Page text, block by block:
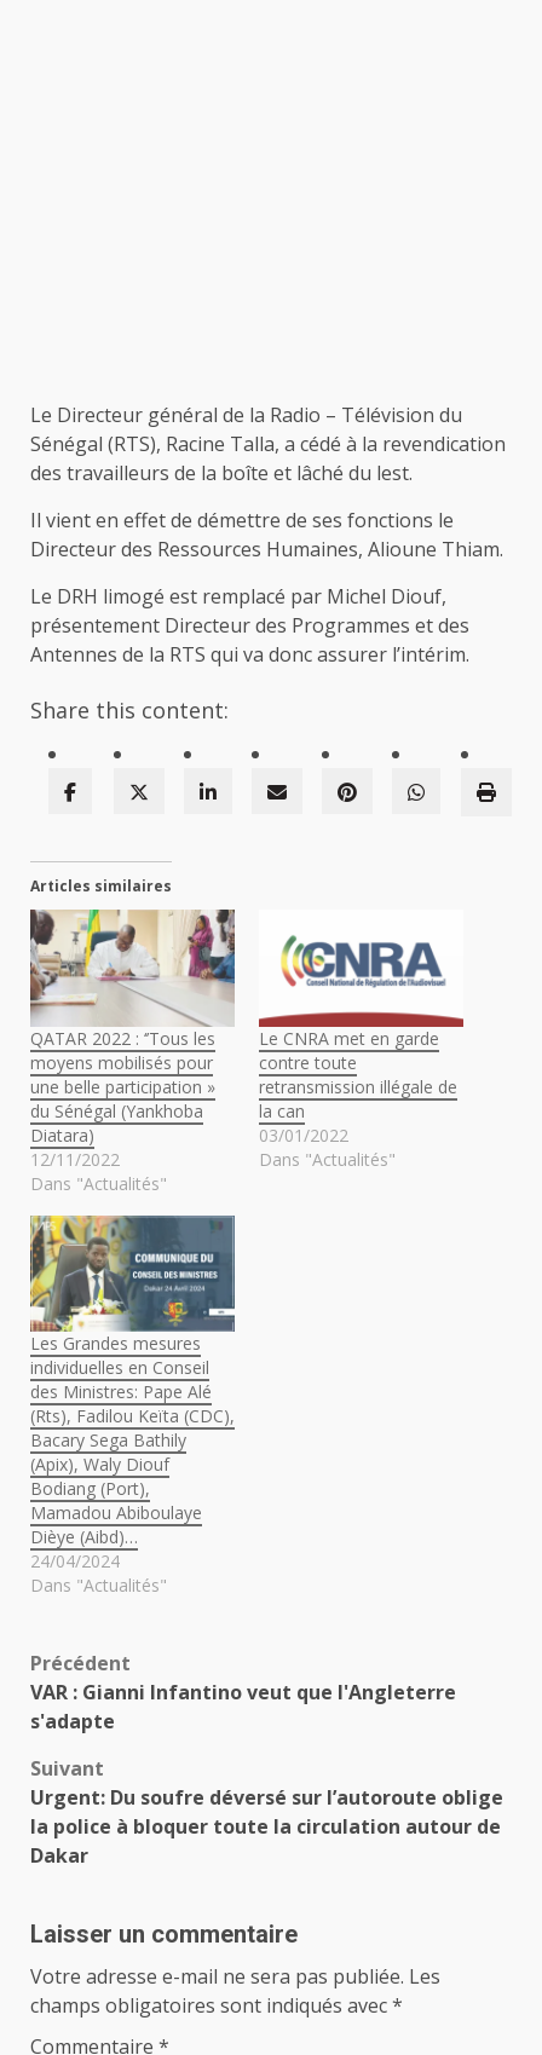
Le Directeur général de la Radio – Télévision du
Sénégal (RTS), Racine Talla, a cédé à la revendication
des travailleurs de la boîte et lâché du lest.
Il vient en effet de démettre de ses fonctions le
Directeur des Ressources Humaines, Alioune Thiam.
Le DRH limogé est remplacé par Michel Diouf,
présentement Directeur des Programmes et des
Antennes de la RTS qui va donc assurer l’intérim.
Share this content:
Articles similaires
QATAR 2022 : ‘’Tous les
moyens mobilisés pour
une belle participation »
du Sénégal (Yankhoba
Diatara)
12/11/2022
Dans "Actualités"
Le CNRA met en garde
contre toute
retransmission illégale de
la can
03/01/2022
Dans "Actualités"
Les Grandes mesures
individuelles en Conseil
des Ministres: Pape Alé
(Rts), Fadilou Keïta (CDC),
Bacary Sega Bathily
(Apix), Waly Diouf
Bodiang (Port),
Mamadou Abiboulaye
Dièye (Aibd)…
24/04/2024
Dans "Actualités"
Navigation
d’article
Précédent
VAR : Gianni Infantino veut que l'Angleterre
s'adapte
Suivant
Urgent: Du soufre déversé sur l’autoroute oblige
la police à bloquer toute la circulation autour de
Dakar
Laisser un commentaire
Votre adresse e-mail ne sera pas publiée. Les
champs obligatoires sont indiqués avec*
Commentaire *